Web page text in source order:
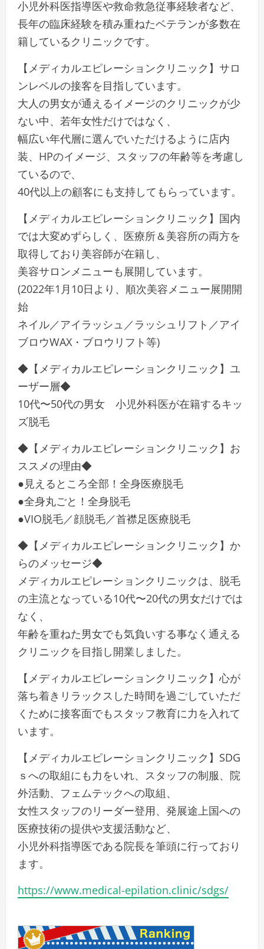
小児外科医指導医や救命救急従事経験者など、
長年の臨床経験を積み重ねたベテランが多数在
籍しているクリニックです。
【メディカルエピレーションクリニック】サロ
ンレベルの接客を目指しています。
大人の男女が通えるイメージのクリニックが少
ない中、若年女性だけではなく、
幅広い年代層に選んでいただけるように店内
装、HPのイメージ、スタッフの年齢等を考慮し
ているので、
40代以上の顧客にも支持してもらっています。
【メディカルエピレーションクリニック】国内
では大変めずらしく、医療所＆美容所の両方を
取得しており美容師が在籍し、
美容サロンメニューも展開しています。
(2022年1月10日より、順次美容メニュー展開開
始
ネイル／アイラッシュ／ラッシュリフト／アイ
ブロウWAX・ブロウリフト等)
◆【メディカルエピレーションクリニック】ユ
ーザー層◆
10代〜50代の男女 小児外科医が在籍するキッ
ズ脱毛
◆【メディカルエピレーションクリニック】お
ススメの理由◆
●見えるところ全部！全身医療脱毛
●全身丸ごと！全身脱毛
●VIO脱毛／顔脱毛／首襟足医療脱毛
◆【メディカルエピレーションクリニック】か
らのメッセージ◆
メディカルエピレーションクリニックは、脱毛
の主流となっている10代〜20代の男女だけでは
なく、
年齢を重ねた男女でも気負いする事なく通える
クリニックを目指し開業しました。
【メディカルエピレーションクリニック】心が
落ち着きリラックスした時間を過ごしていただ
くために接客面でもスタッフ教育に力を入れて
います。
【メディカルエピレーションクリニック】SDG
ｓへの取組にも力をいれ、スタッフの制服、院
外活動、フェムテックへの取組、
女性スタッフのリーダー登用、発展途上国への
医療技術の提供や支援活動など、
小児外科指導医である院長を筆頭に行っており
ます。
https://www.medical-epilation.clinic/sdgs/